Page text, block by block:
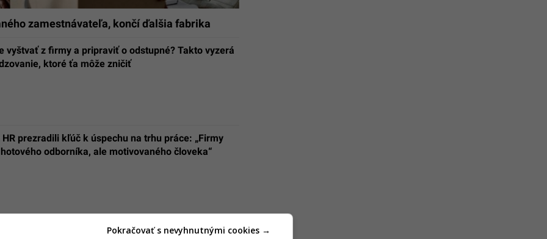
zamestnávateľa, končí ďalšia fabrika
vyštvať z firmy a pripraviť o odstupné? Takto vyzerá
ktoré ťa môže zničiť
HR prezradili kľúč k úspechu na trhu práce: „Firmy
odborníka, ale motivovaného človeka“
Pokračovať s nevyhnutnými cookies →